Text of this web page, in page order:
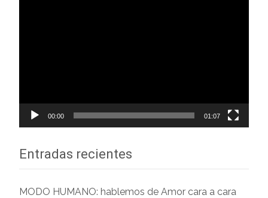
00:00 01:07
Entradas recientes
MODO HUMANO: hablemos de Amor cara a cara